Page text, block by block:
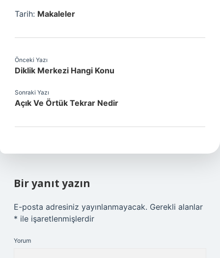
Tarih: Makaleler
Önceki Yazı
Diklik Merkezi Hangi Konu
Sonraki Yazı
Açık Ve Örtük Tekrar Nedir
Bir yanıt yazın
E-posta adresiniz yayınlanmayacak. Gerekli alanlar
* ile işaretlenmişlerdir
Yorum